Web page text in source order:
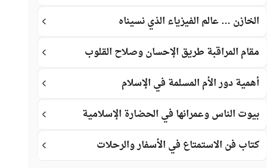
الخازن … عالم الفيزياء الذي نسيناه
مقام المراقبة طريق الإحسان وصلاح القلوب
أهمية دور الأم المسلمة في الإسلام
بيوت الناس وعمرانها في الحضارة الإسلامية
كتاب فن الاستمتاع في الأسفار والرحلات